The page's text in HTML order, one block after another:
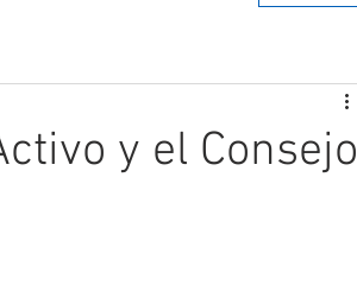
y el Consejo